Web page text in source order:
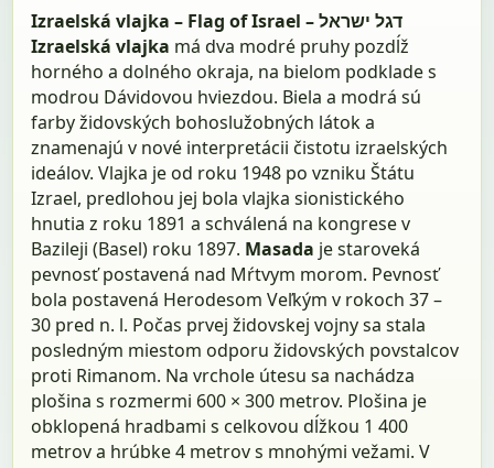
Izraelská vlajka – Flag of Israel – דגל ישראל
Izraelská vlajka má dva modré pruhy pozdĺž
horného a dolného okraja, na bielom podklade s
modrou Dávidovou hviezdou. Biela a modrá sú
farby židovských bohoslužobných látok a
znamenajú v nové interpretácii čistotu izraelských
ideálov. Vlajka je od roku 1948 po vzniku Štátu
Izrael, predlohou jej bola vlajka sionistického
hnutia z roku 1891 a schválená na kongrese v
Bazileji (Basel) roku 1897. Masada je staroveká
pevnosť postavená nad Mŕtvym morom. Pevnosť
bola postavená Herodesom Veľkým v rokoch 37 –
30 pred n. l. Počas prvej židovskej vojny sa stala
posledným miestom odporu židovských povstalcov
proti Rimanom. Na vrchole útesu sa nachádza
plošina s rozmermi 600 × 300 metrov. Plošina je
obklopená hradbami s celkovou dĺžkou 1 400
metrov a hrúbke 4 metrov s mnohými vežami. V